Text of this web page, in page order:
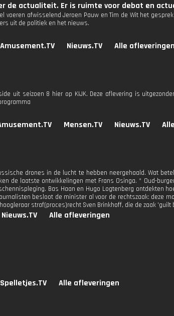
de actualiteit. Er is ruimte voor debat en
voeren afwisselend Jeroen Pauw en Tim de Wit het
uit de politiek en het nieuws.
Amusement.TV Nieuws.TV Alle afleveringen
uit seizoen 8 hier op KIJK. Deze aflevering is
Mensen.TV Nieuws.TV
drones in de lucht te hebben neergehaald. Wat
de laatste ontwikkelingen met Frans Osinga. * Oud-
Bas Haan en Hugo Logtenberg ontdekten
besloot de minister al voor de rechtszaak: deze
straf(proces)recht Sven Brinkhoff, die de zaak
Nieuws.TV Alle afleveringen
Spelletjes.TV Alle afleveringen